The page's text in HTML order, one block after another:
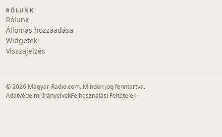
RÓLUNK
Rólunk
Állomás hozzáadása
Widgetek
Visszajelzés
© 2026 Magyar-Radio.com. Minden jog fenntartva.
Adatvédelmi IrányelvekFelhasználási Feltételek